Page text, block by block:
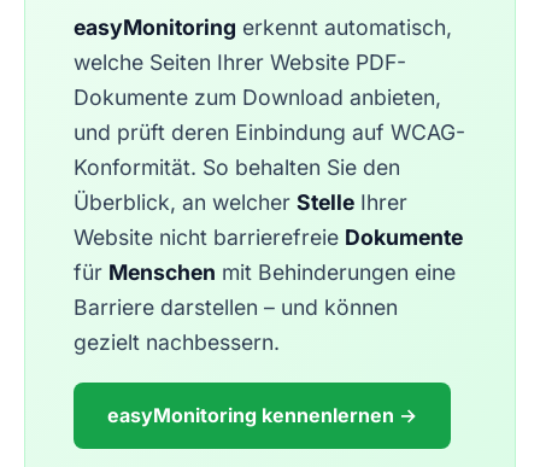
easyMonitoring erkennt automatisch,
welche Seiten Ihrer Website PDF-
Dokumente zum Download anbieten,
und prüft deren Einbindung auf WCAG-
Konformität. So behalten Sie den
Überblick, an welcher Stelle Ihrer
Website nicht barrierefreie Dokumente
für Menschen mit Behinderungen eine
Barriere darstellen – und können
gezielt nachbessern.
easyMonitoring kennenlernen →